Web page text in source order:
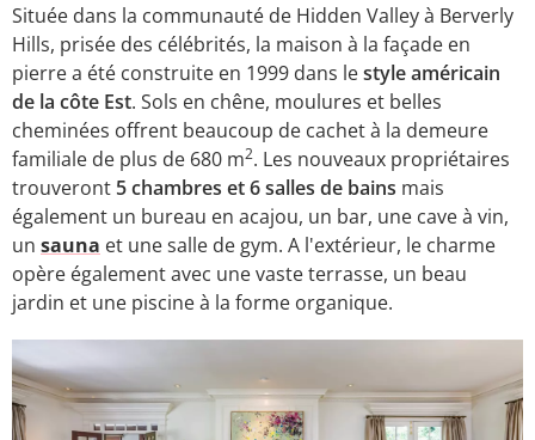
Située dans la communauté de Hidden Valley à Berverly
Hills, prisée des célébrités, la maison à la façade en
pierre a été construite en 1999 dans lestyle américain
de la côte Est. Sols en chêne, moulures et belles
cheminées offrent beaucoup de cachet à la demeure
familiale de plus de 680 m2. Les nouveaux propriétaires
trouveront 5 chambres et 6 salles de bains mais
également un bureau en acajou, un bar, une cave à vin,
un sauna et une salle de gym. A l'extérieur, le charme
opère également avec une vaste terrasse, un beau
jardin et une piscine à la forme organique.